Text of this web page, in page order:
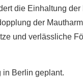
die Einhaltung
der
und verlässliche
in Berlin geplant.